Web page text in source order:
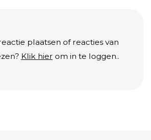
plaatsen of reacties van
Klik hier om in te loggen..